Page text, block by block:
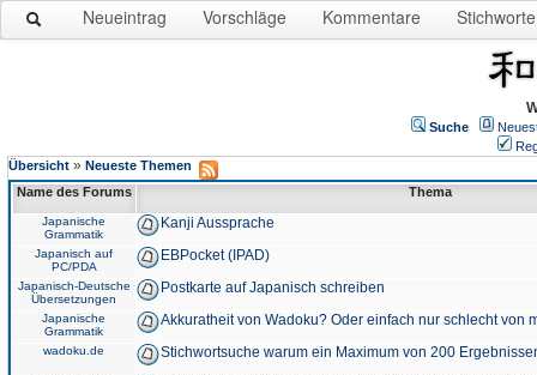
Neueintrag Vorschläge Kommentare Stichworte
Suche
Übersicht » Neueste Themen
Name des Forums
Thema
Japanische
Grammatik
Kanji Aussprache
Japanisch auf
PC/PDA
EBPocket (IPAD)
Japanisch-Deutsche
Übersetzungen
Postkarte auf Japanisch schreiben
Japanische
Grammatik
Akkuratheit von Wadoku? Oder einfach nur schlecht von
wadoku.de Stichwortsuche warum ein Maximum von 200